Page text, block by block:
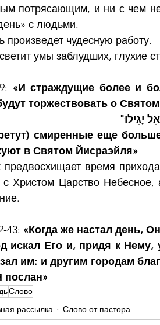
потрясающим, и ни с чем
с людьми.
произведет чудесную работу.
умы заблудших, глухие
«И страждущие более и
торжествовать о
יָגִילוּ"
смиренные еще
в Святом Йисраэйля»
предвосхищает время
с Христом Царство
43: «Когда же настал день,
искал Его и, придя к
им: и другим городам
послан»
Слово
рассылка
Слово от пастора